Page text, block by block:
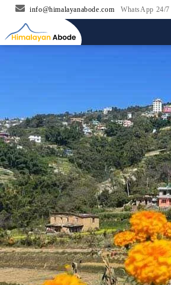
info@himalayanabode.com WhatsApp 24/7